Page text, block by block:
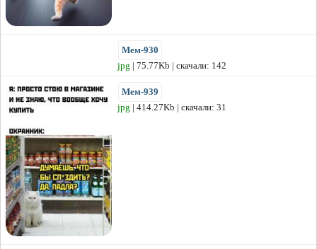
Мем-930
jpg | 75.77Kb | скачали: 142
Мем-939
jpg | 414.27Kb | скачали: 31